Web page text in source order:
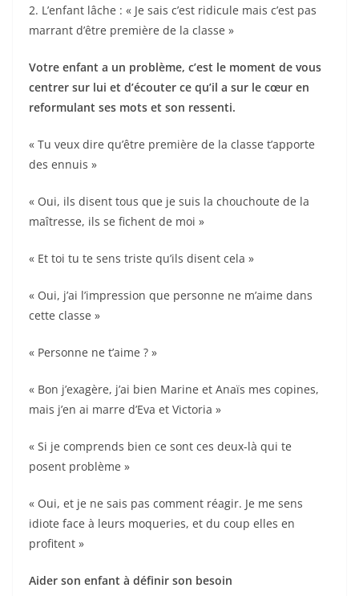
2. L’enfant lâche : « Je sais c’est ridicule mais c’est pas
marrant d’être première de la classe »
Votre enfant a un problème, c’est le moment de vous
centrer sur lui et d’écouter ce qu’il a sur le cœur en
reformulant ses mots et son ressenti.
« Tu veux dire qu’être première de la classe t’apporte
des ennuis »
« Oui, ils disent tous que je suis la chouchoute de la
maîtresse, ils se fichent de moi »
« Et toi tu te sens triste qu’ils disent cela »
« Oui, j’ai l’impression que personne ne m’aime dans
cette classe »
« Personne ne t’aime ? »
« Bon j’exagère, j’ai bien Marine et Anaïs mes copines,
mais j’en ai marre d’Eva et Victoria »
« Si je comprends bien ce sont ces deux-là qui te
posent problème »
« Oui, et je ne sais pas comment réagir. Je me sens
idiote face à leurs moqueries, et du coup elles en
profitent »
Aider son enfant à définir son besoin